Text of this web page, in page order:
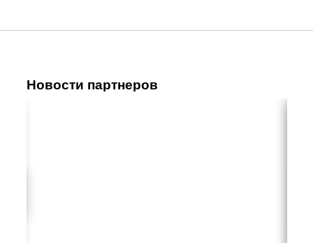
Новости партнеров